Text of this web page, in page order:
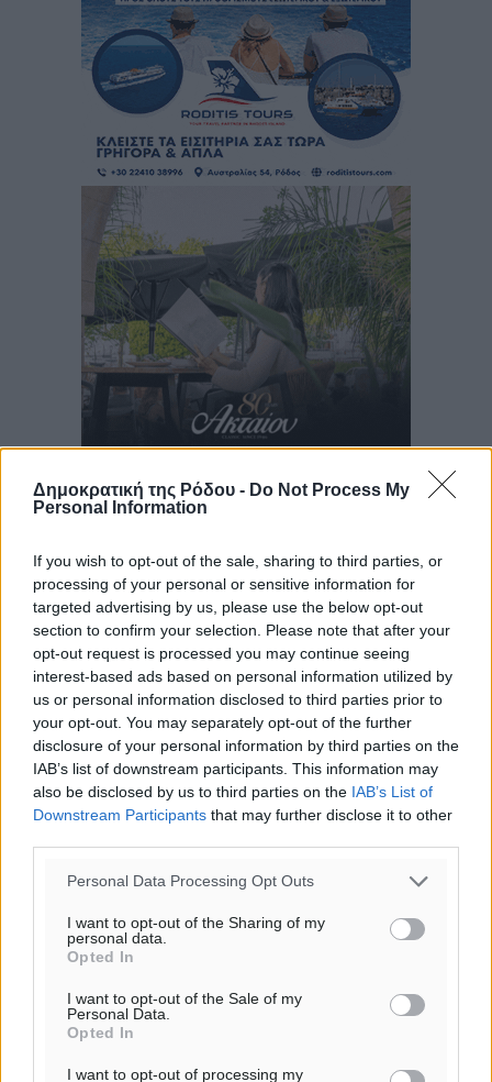
Δημοκρατική της Ρόδου - Do Not Process My
Personal Information
If you wish to opt-out of the sale, sharing to third parties, or
processing of your personal or sensitive information for
targeted advertising by us, please use the below opt-out
section to confirm your selection. Please note that after your
opt-out request is processed you may continue seeing
interest-based ads based on personal information utilized by
us or personal information disclosed to third parties prior to
your opt-out. You may separately opt-out of the further
disclosure of your personal information by third parties on the
IAB’s list of downstream participants. This information may
also be disclosed by us to third parties on the IAB’s List of
Downstream Participants that may further disclose it to other
Personal Data Processing Opt Outs
I want to opt-out of the Sharing of my
personal data.
Opted In
I want to opt-out of the Sale of my
Personal Data.
Opted In
I want to opt-out of processing my
Ροή ειδήσεων
Καιρός «hot – dry – windy» τις επόμενες 48 ώρες στη
χώρα
Ειδήσεις πριν 2 ώρες
Δύο σχολεία της Λέρου αλλάζουν όψη με δωρεά
αγάπης για τα παιδιά
Τουρισμός: Με θετικό πρόσημο έως τώρα η χρονιά,
παρά τα σκαμπανεβάσματα